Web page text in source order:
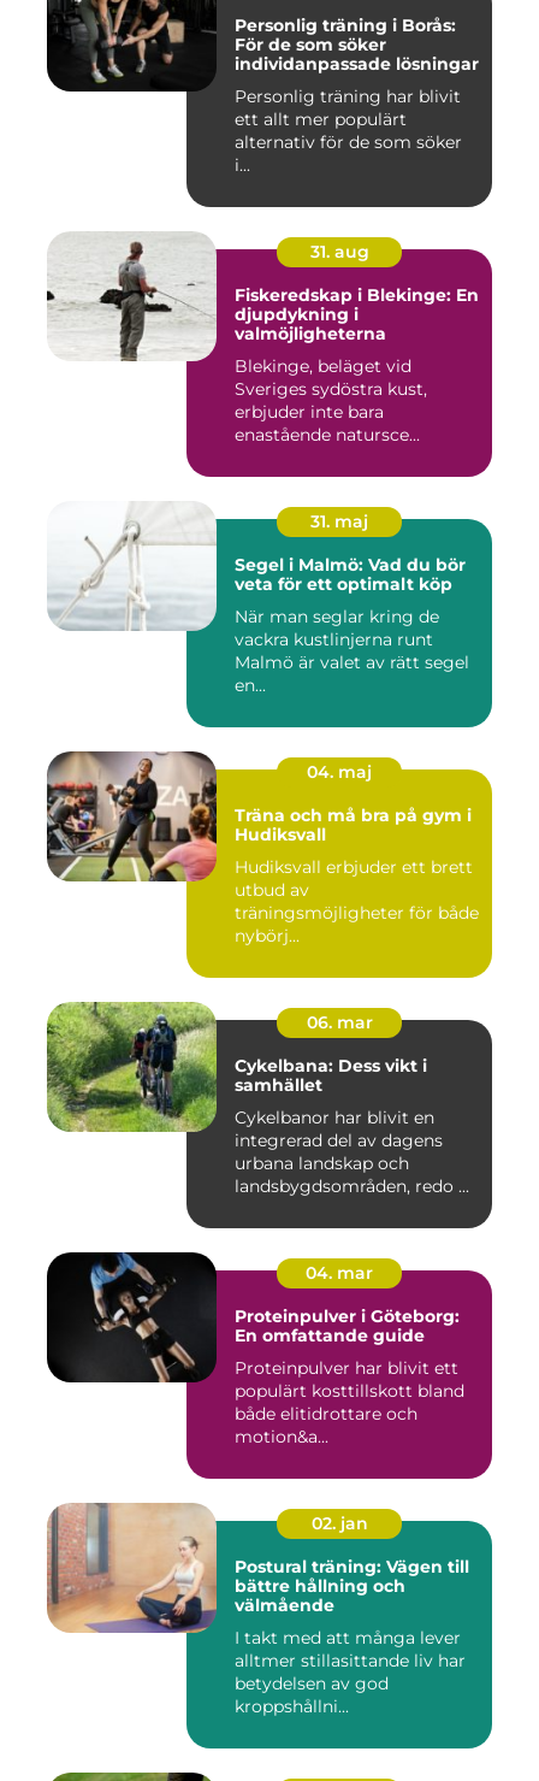
Personlig träning i Borås:
För de som söker
individanpassade lösningar
Personlig träning har blivit
ett allt mer populärt
alternativ för de som söker
i...
31. aug
Fiskeredskap i Blekinge: En
djupdykning i
valmöjligheterna
Blekinge, beläget vid
Sveriges sydöstra kust,
erbjuder inte bara
enastående natursce...
31. maj
Segel i Malmö: Vad du bör
veta för ett optimalt köp
När man seglar kring de
vackra kustlinjerna runt
Malmö är valet av rätt segel
en...
04. maj
Träna och må bra på gym i
Hudiksvall
Hudiksvall erbjuder ett brett
utbud av
träningsmöjligheter för både
nybörj...
06. mar
Cykelbana: Dess vikt i
samhället
Cykelbanor har blivit en
integrerad del av dagens
urbana landskap och
landsbygdsområden, redo ...
04. mar
Proteinpulver i Göteborg:
En omfattande guide
Proteinpulver har blivit ett
populärt kosttillskott bland
både elitidrottare och
motion&a...
02. jan
Postural träning: Vägen till
bättre hållning och
välmående
I takt med att många lever
alltmer stillasittande liv har
betydelsen av god
kroppshållni...